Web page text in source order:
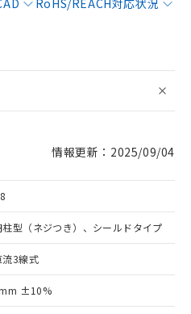
RoHS/REACH対応状況
情報更新：2025/09/04
柱型（ネジつき）、シールドタイプ
流3線式
±10%